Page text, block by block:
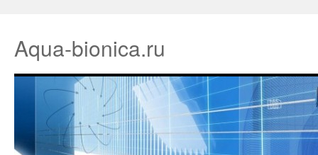
Aqua-bionica.ru